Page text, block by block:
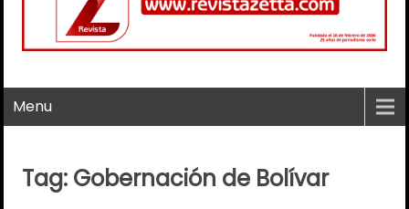
Menu
Tag: Gobernación de Bolívar